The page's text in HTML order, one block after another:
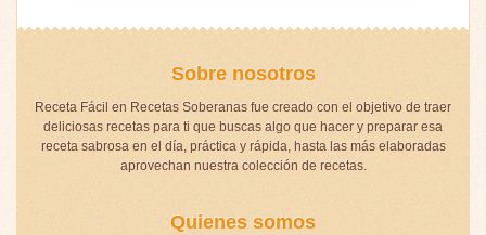
Sobre nosotros
Receta Fácil en Recetas Soberanas fue creado con el objetivo de traer
deliciosas recetas para ti que buscas algo que hacer y preparar esa
receta sabrosa en el día, práctica y rápida, hasta las más elaboradas
aprovechan nuestra colección de recetas.
Quienes somos